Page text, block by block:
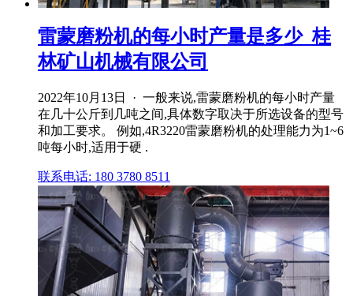
雷蒙磨粉机的每小时产量是多少_桂
林矿山机械有限公司
2022年10月13日 · 一般来说,雷蒙磨粉机的每小时产量
在几十公斤到几吨之间,具体数字取决于所选设备的型号
和加工要求。 例如,4R3220雷蒙磨粉机的处理能力为1~6
吨每小时,适用于硬 .
联系电话: 180 3780 8511